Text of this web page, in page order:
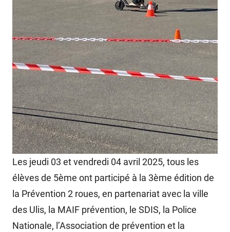
Les jeudi 03 et vendredi 04 avril 2025, tous les
élèves de 5ème ont participé à la 3ème édition de
la Prévention 2 roues, en partenariat avec la ville
des Ulis, la MAIF prévention, le SDIS, la Police
Nationale, l’Association de prévention et la